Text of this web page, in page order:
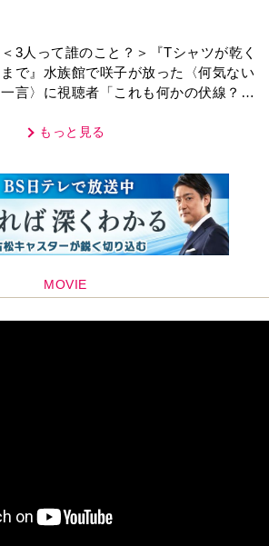
＜3人って誰のこと？＞『Tシャツが乾く
まで』水族館で咲子が放った〈何気ない
一言〉に視聴者「これも何かの伏線？」
もっと見る
MOVIE